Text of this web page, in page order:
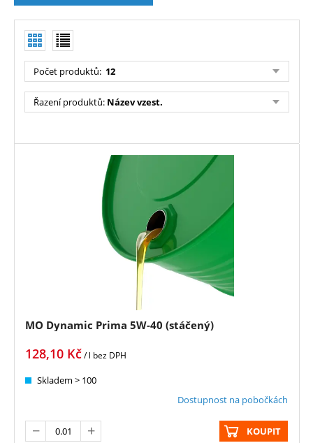
Počet produktů: 12
Řazení produktů: Název vzest.
MO Dynamic Prima 5W-40 (stáčený)
128,10 Kč/ l bez DPH
Skladem > 100
Dostupnost na pobočkách
KOUPIT